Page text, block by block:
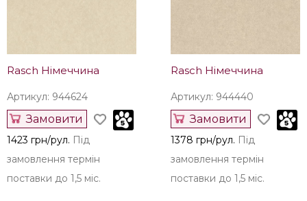
Rasch Німеччина
Артикул: 944624
Замовити
1423 грн/рул. Під
замовлення термін
поставки до 1,5 міс.
Rasch Німеччина
Артикул: 944440
Замовити
1378 грн/рул. Під
замовлення термін
поставки до 1,5 міс.